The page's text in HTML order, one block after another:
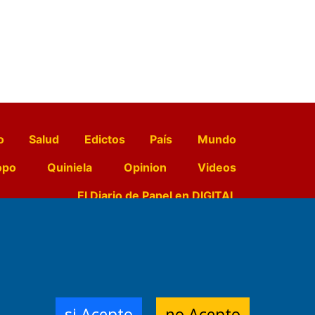
Salud Edictos País
Mundo
Quiniela Opinion
Videos
El Diario de Papel en DIGITAL